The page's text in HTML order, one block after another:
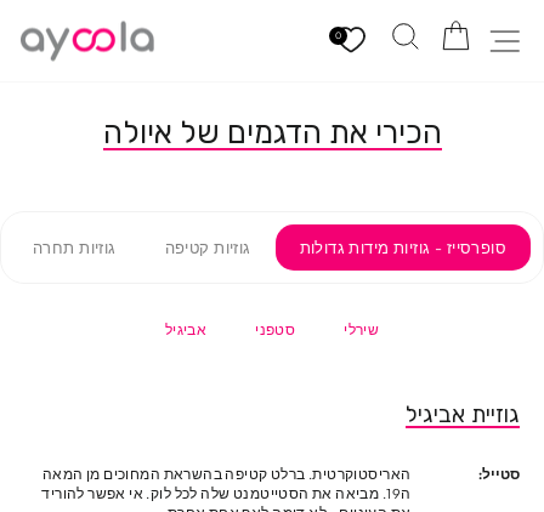
לתוכן
0
חיפוש ניווט באתר
הזמנה
הכירי את הדגמים של איולה
סופרסייז - גוזיות מידות גדולות גוזיות קטיפה גוזיות תחרה
שירלי סטפני אביגיל
גוזיית אביגיל
סטייל:
האריסטוקרטית. ברלט קטיפה בהשראת המחוכים מן המאה
ה19. מביאה את הסטייטמנט שלה לכל לוק. אי אפשר להוריד